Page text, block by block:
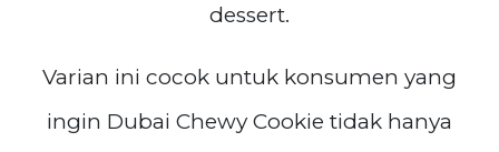
dessert.
Varian ini cocok untuk konsumen yang
ingin Dubai Chewy Cookie tidak hanya